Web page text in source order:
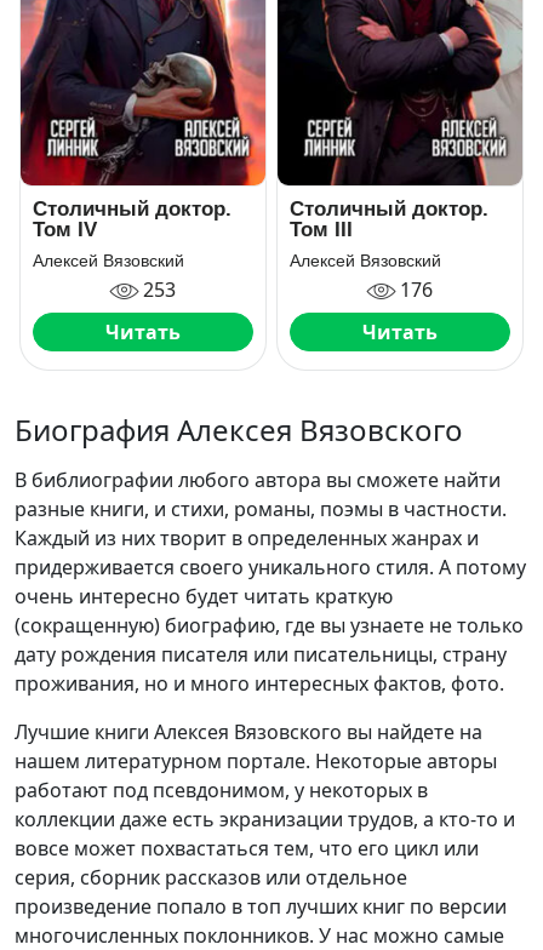
Столичный доктор.
Том IV
Алексей Вязовский
253
Читать
Столичный доктор.
Том III
Алексей Вязовский
176
Читать
Биография Алексея Вязовского
В библиографии любого автора вы сможете найти
разные книги, и стихи, романы, поэмы в частности.
Каждый из них творит в определенных жанрах и
придерживается своего уникального стиля. А потому
очень интересно будет читать краткую
(сокращенную) биографию, где вы узнаете не только
дату рождения писателя или писательницы, страну
проживания, но и много интересных фактов, фото.
Лучшие книги Алексея Вязовского вы найдете на
нашем литературном портале. Некоторые авторы
работают под псевдонимом, у некоторых в
коллекции даже есть экранизации трудов, а кто-то и
вовсе может похвастаться тем, что его цикл или
серия, сборник рассказов или отдельное
произведение попало в топ лучших книг по версии
многочисленных поклонников. У нас можно самые